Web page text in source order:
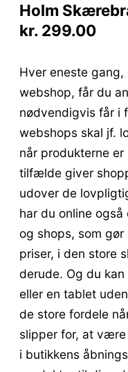
Holm
kr. 299.00
Hver eneste
webshop, får du
nødvendigvis får i
webshops skal jf.
når produkterne
tilfælde giver
udover de
har du online
og shops, som
priser, i den store
derude. Og du
eller en tablet
de store fordele
slipper for, at
i butikkens